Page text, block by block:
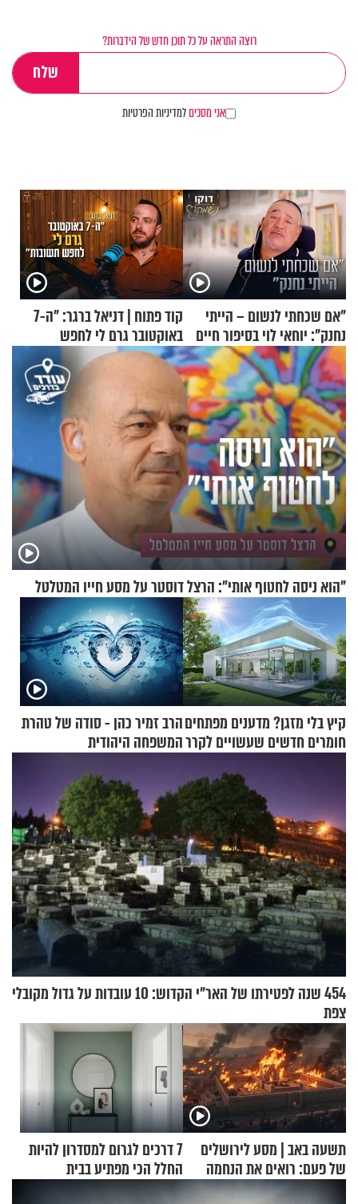
רוצה התראה על כל תוכן חדש של הידברות?
אני מסכיםלמדיניות הפרטיות
"אם שכחתי לנשום – הייתי
נחנק": יוחאי לוי בסיפור חיים
מעורר השראה
קוד פתוח | דניאל ברגר: "ה-7
באוקטובר גרם לי לחפש
תשובות"
"הוא ניסה לחטוף אותי": הרצל דוסטר על מסע חייו המטלטל
קיץ בלי מזגן? מדענים מפתחים
חומרים חדשים שעשויים לקרר
הרב זמיר כהן - סודה של טהרת
המשפחה היהודית
454 שנה לפטירתו של האר"י הקדוש: 10 עובדות על גדול מקובלי
צפת
תשעה באב | מסע לירושלים
של פעם: רואים את הנחמה
7 דרכים לגרום למסדרון להיות
החלל הכי מפתיע בבית